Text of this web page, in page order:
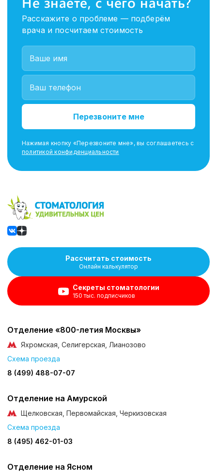
Расскажите о проблеме — подберём
врача и посчитаем стоимость
Перезвоните мне
Нажимая кнопку «Перезвоните мне», вы соглашаетесь с
политикой конфиденциальности
Рассчитать стоимость
Онлайн калькулятор
Секреты стоматологии
150 тыс. подписчиков
Отделение «800-летия Москвы»
Яхромская, Селигерская, Лианозово
Схема проезда
8 (499) 488-07-07
Отделение на Амурской
Щелковская, Первомайская, Черкизовская
Схема проезда
8 (495) 462-01-03
Отделение на Ясном